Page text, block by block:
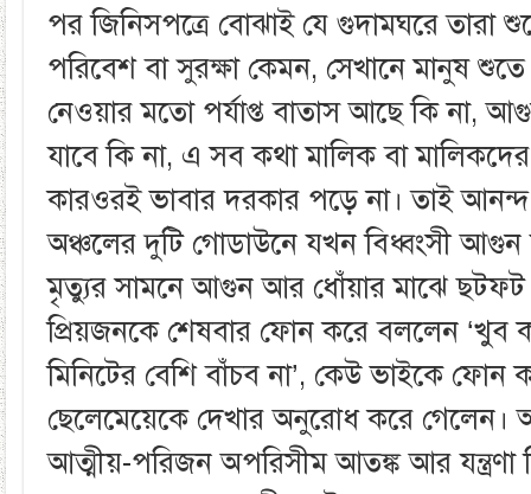
পর জিনিসপত্রে বোঝাই যে গুদামঘরে তারা
পরিবেশ বা সুরক্ষা কেমন, সেখানে মানুষ শুতে
নেওয়ার মতো পর্যাপ্ত বাতাস আছে কি না,
যাবে কি না, এ সব কথা মালিক বা
কারওরই ভাবার দরকার পড়ে না। তাই
অঞ্চলের দুটি গোডাউনে যখন বিধ্বংসী আগুন
মৃত্যুর সামনে আগুন আর ধোঁয়ার মাঝে
প্রিয়জনকে শেষবার ফোন করে বললেন ‘খুব
মিনিটের বেশি বাঁচব না’, কেউ ভাইকে ফোন
ছেলেমেয়েকে দেখার অনুরোধ করে
আত্মীয়-পরিজন অপরিসীম আতঙ্ক আর যন্ত্রণা